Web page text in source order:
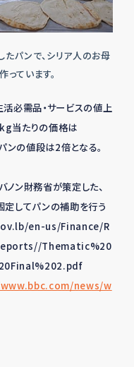
パンで、シリア人のお母
っています。
必需品・サービスの値上
当たりの価格は
ンの値段は2倍となる。
ン財務省が策定した、
してパンの補助を行う
en-us/Finance/R
Thematic%20
news/w